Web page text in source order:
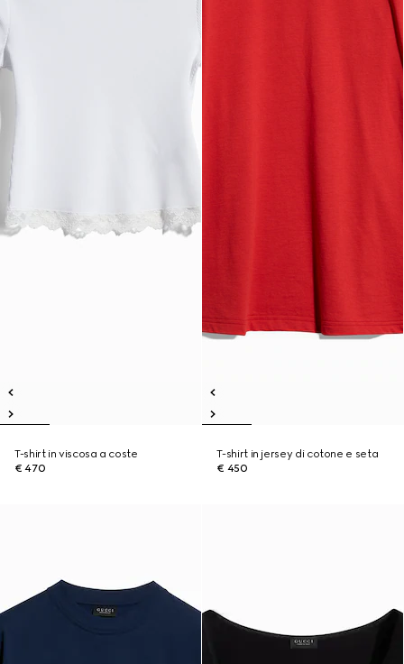
T-shirt in viscosa a coste
€ 470
T-shirt in jersey di cotone e seta
€ 450